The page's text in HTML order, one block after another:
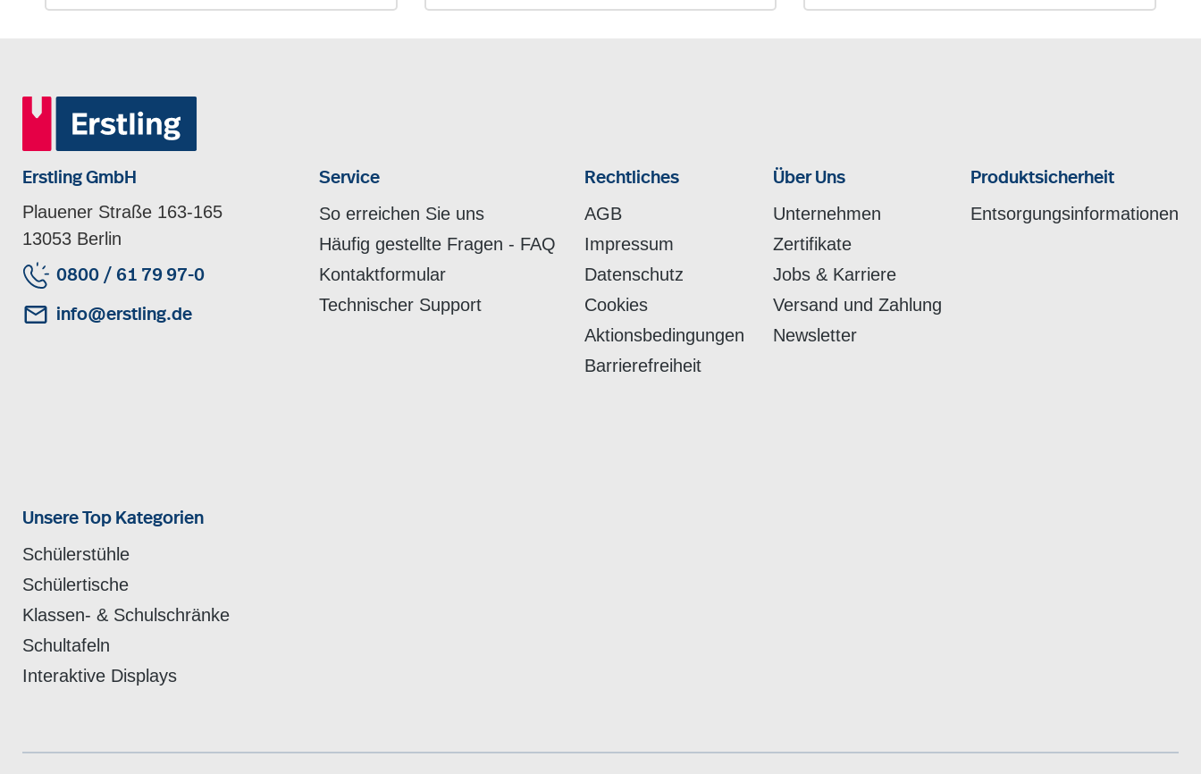
Erstling GmbH
Plauener Straße 163-165
13053 Berlin
0800 / 61 79 97-0
info@erstling.de
Service
So erreichen Sie uns
Häufig gestellte Fragen - FAQ
Kontaktformular
Technischer Support
Rechtliches
AGB
Impressum
Datenschutz
Cookies
Aktionsbedingungen
Barrierefreiheit
Über Uns
Unternehmen
Zertifikate
Jobs & Karriere
Versand und Zahlung
Newsletter
Produktsicherheit
Entsorgungsinformationen
Unsere Top Kategorien
Schülerstühle
Schülertische
Klassen- & Schulschränke
Schultafeln
Interaktive Displays